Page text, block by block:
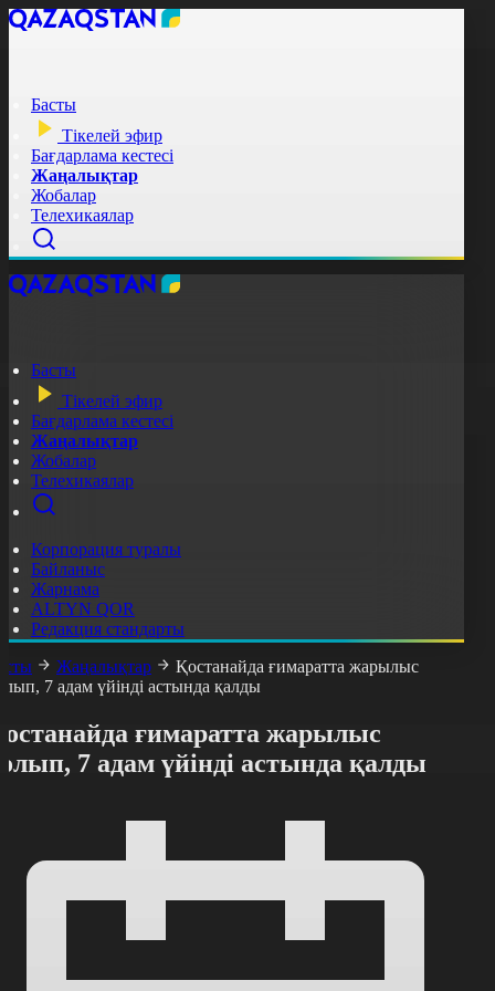
Басты
Тікелей эфир
Бағдарлама кестесі
Жаңалықтар
Жобалар
Телехикаялар
Басты
Тікелей эфир
Бағдарлама кестесі
Жаңалықтар
Жобалар
Телехикаялар
Корпорация туралы
Байланыс
Жарнама
ALTYN QOR
Редакция стандарты
Жаңалықтар
Қостанайда ғимаратта жарылыс
7 адам үйінді астында қалды
ғимаратта жарылыс
7 адам үйінді астында қалды